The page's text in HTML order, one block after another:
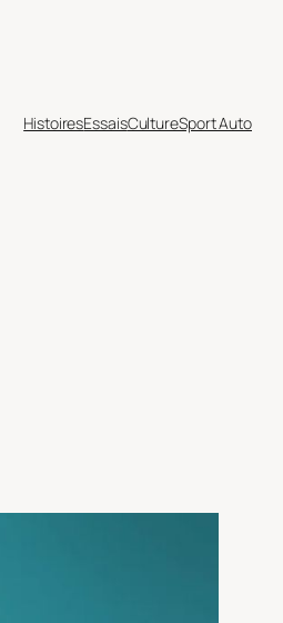
HistoiresEssaisCultureSport Auto